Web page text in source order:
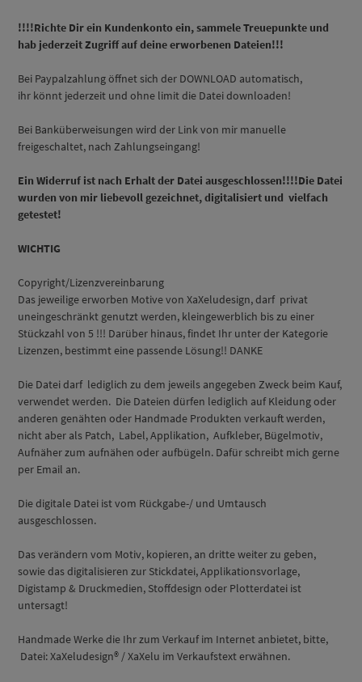
!!!!Richte Dir ein Kundenkonto ein, sammele Treuepunkte und
hab jederzeit Zugriff auf deine erworbenen Dateien!!!
Bei Paypalzahlung öffnet sich der DOWNLOAD automatisch,
ihr könnt jederzeit und ohne limit die Datei downloaden!
Bei Banküberweisungen wird der Link von mir manuelle
freigeschaltet, nach Zahlungseingang!
Ein Widerruf ist nach Erhalt der Datei ausgeschlossen!!!!Die Datei
wurden von mir liebevoll gezeichnet, digitalisiert und vielfach
getestet!
WICHTIG
Copyright/Lizenzvereinbarung
Das jeweilige erworben Motive von XaXeludesign, darf privat
uneingeschränkt genutzt werden, kleingewerblich bis zu einer
Stückzahl von 5 !!! Darüber hinaus, findet Ihr unter der Kategorie
Lizenzen, bestimmt eine passende Lösung!! DANKE
Die Datei darf lediglich zu dem jeweils angegeben Zweck beim Kauf,
verwendet werden. Die Dateien dürfen lediglich auf Kleidung oder
anderen genähten oder Handmade Produkten verkauft werden,
nicht aber als Patch, Label, Applikation, Aufkleber, Bügelmotiv,
Aufnäher zum aufnähen oder aufbügeln. Dafür schreibt mich gerne
per Email an.
Die digitale Datei ist vom Rückgabe-/ und Umtausch
ausgeschlossen.
Das verändern vom Motiv, kopieren, an dritte weiter zu geben,
sowie das digitalisieren zur Stickdatei, Applikationsvorlage,
Digistamp & Druckmedien, Stoffdesign oder Plotterdatei ist
untersagt!
Handmade Werke die Ihr zum Verkauf im Internet anbietet, bitte,
Datei: XaXeludesign® / XaXelu im Verkaufstext erwähnen.